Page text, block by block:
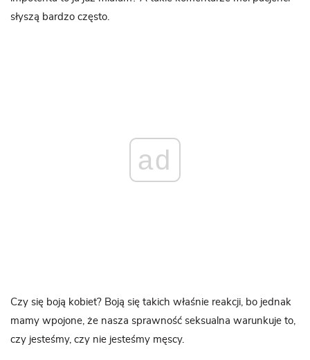
słyszą bardzo często.
ad
Czy się boją kobiet? Boją się takich właśnie reakcji, bo jednak
mamy wpojone, że nasza sprawność seksualna warunkuje to,
czy jesteśmy, czy nie jesteśmy męscy.